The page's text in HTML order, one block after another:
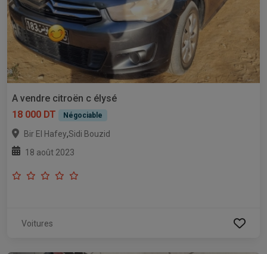
A vendre citroën c élysé
18 000 DT
Négociable
Bir El Hafey,Sidi Bouzid
18 août 2023
Voitures